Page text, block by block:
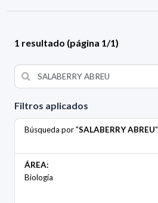
Filtros aplicados
Búsqueda por "SALABERRY ABREU"
ÁREA:
Biología
1 resultado (página 1/1)